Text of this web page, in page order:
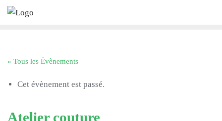
Skip
« Tous les Évènements
Cet évènement est passé.
Atelier couture